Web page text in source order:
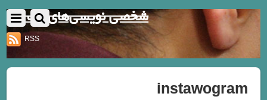
شخصی نویسی‌های یک نفر
RSS
instawogram